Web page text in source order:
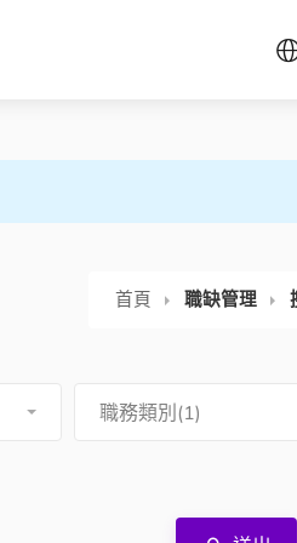
首頁 職缺管理
職務類別(1)